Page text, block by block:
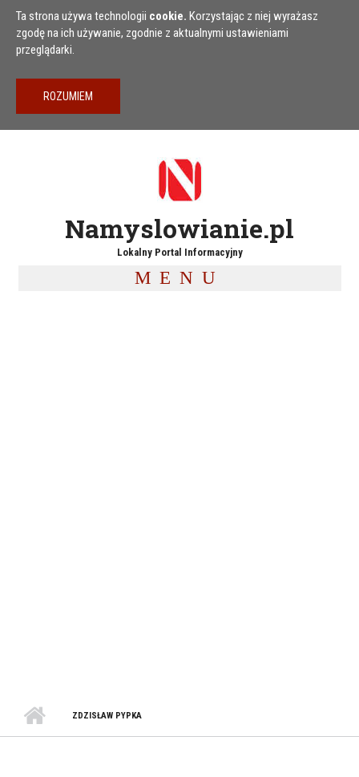
Przejdź do treści
Ta strona używa technologii cookie. Korzystając z niej wyrażasz
zgodę na ich używanie, zgodnie z aktualnymi ustawieniami
przeglądarki.
Namyslowianie.pl
Lokalny Portal Informacyjny
MENU
ZDZISŁAW PYPKA